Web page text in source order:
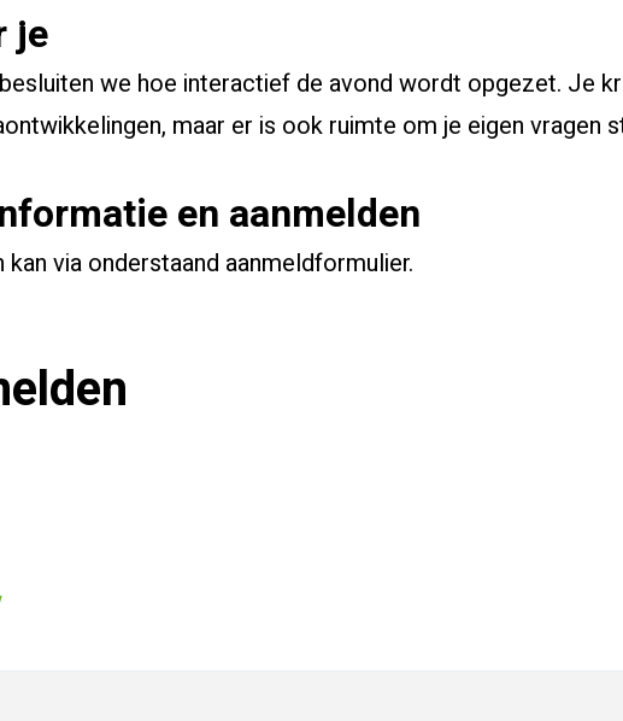
je
we hoe interactief de avond wordt opgezet. Je
maar er is ook ruimte om je eigen vragen
en aanmelden
kan via onderstaand aanmeldformulier.